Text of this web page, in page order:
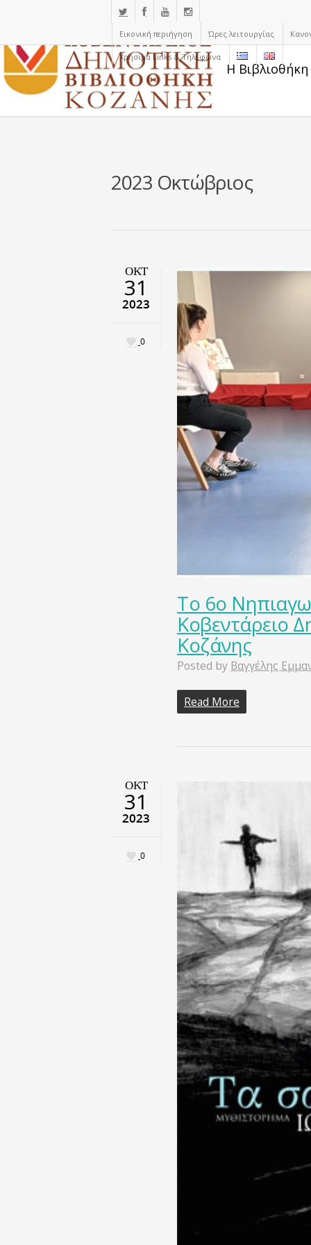
Εικονική περιήγηση Ώρες λειτουργίας
Χρήσιμα Links & Τηλέφωνα
Η
2023 Οκτώβριος
ΟΚΤ
31
2023
0
Το 6ο
Κοβεντάρειο
Κοζάνης
Posted by Βαγγέλης
Read More
ΟΚΤ
31
2023
0